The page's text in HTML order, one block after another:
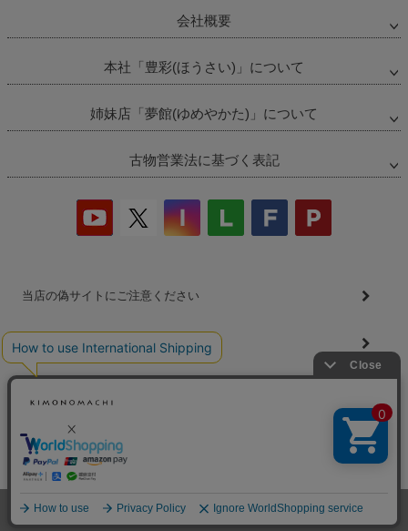
会社概要
本社「豊彩(ほうさい)」について
姉妹店「夢館(ゆめやかた)」について
古物営業法に基づく表記
当店の偽サイトにご注意ください
商品の無断販売・転売の禁止について
会社概要プライバシーポリシー お問い合わせ
©2026 着物・浴衣通販 京都きもの町All Rights reserved.